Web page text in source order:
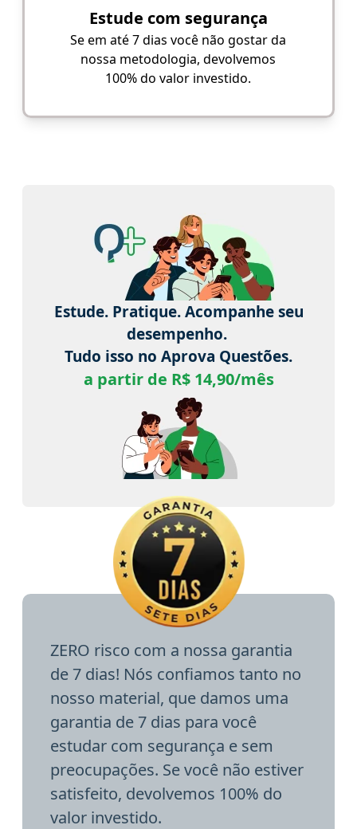
Estude com segurança
Se em até 7 dias você não gostar da
nossa metodologia, devolvemos
100% do valor investido.
Estude. Pratique. Acompanhe seu
desempenho.
Tudo isso no Aprova Questões.
a partir de R$ 14,90/mês
ZERO risco com a nossa garantia
de 7 dias! Nós confiamos tanto no
nosso material, que damos uma
garantia de 7 dias para você
estudar com segurança e sem
preocupações. Se você não estiver
satisfeito, devolvemos 100% do
valor investido.